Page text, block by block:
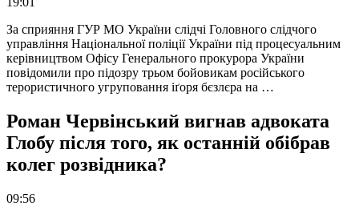
За сприяння ГУР МО України слідчі Головного слідчого
управління Національної поліції України під процесуальним
керівництвом Офісу Генерального прокурора України
повідомили про підозру трьом бойовикам російського
терористичного угруповання іґоря бєзлєра на …
Роман Червінський вигнав адвоката
Глобу після того, як останній обібрав
колег розвідника?
09:56